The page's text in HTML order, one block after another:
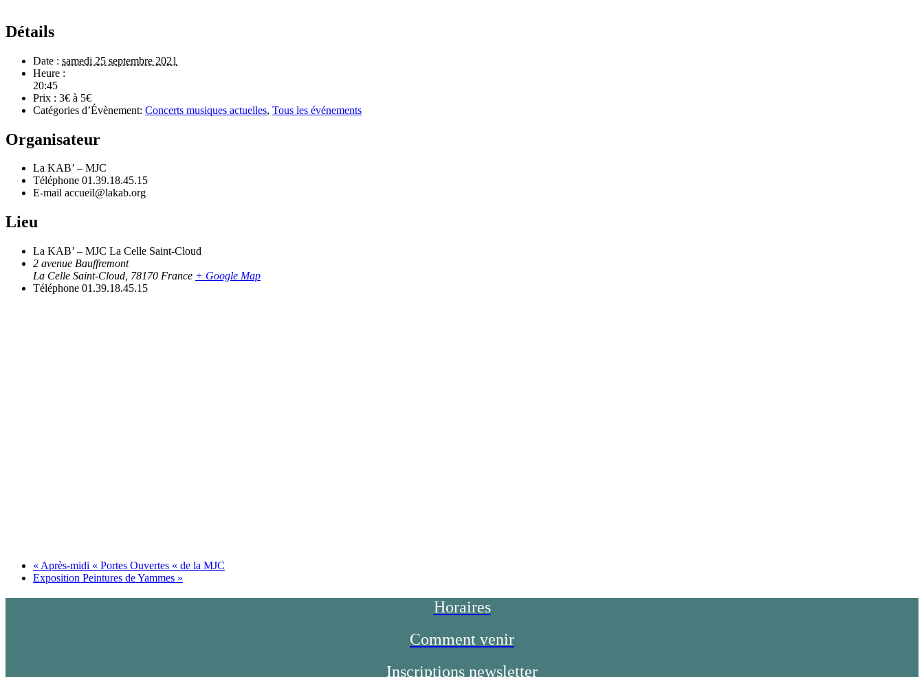
Détails
Date : samedi 25 septembre 2021
Heure :
20:45
Prix : 3€ à 5€
Catégories d’Évènement: Concerts musiques actuelles, Tous les événements
Organisateur
La KAB’ – MJC
Téléphone 01.39.18.45.15
E-mail accueil@lakab.org
Lieu
La KAB’ – MJC La Celle Saint-Cloud
2 avenue Bauffremont
La Celle Saint-Cloud 78170 France + Google Map
Téléphone 01.39.18.45.15
« Après-midi « Portes Ouvertes « de la MJC
Exposition Peintures de Yammes »
Horaires
Comment venir
Inscriptions newsletter